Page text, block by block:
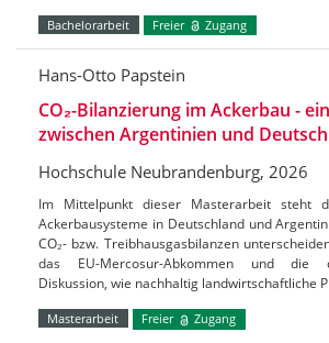
Bachelorarbeit Freier Zugang
Hans-Otto Papstein
CO₂-Bilanzierung im Ackerbau -
zwischen Argentinien und
Hochschule Neubrandenburg, 2026
Im Mittelpunkt dieser Masterarbeit steht
Ackerbausysteme in Deutschland und
CO₂- bzw. Treibhausgasbilanzen
das EU-Mercosur-Abkommen und die
Diskussion, wie nachhaltig landwirtschaftliche
Masterarbeit Freier Zugang